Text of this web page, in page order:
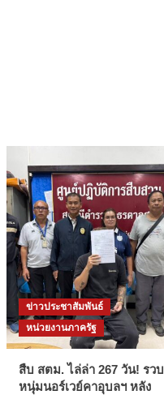
ข่าวประชาสัมพันธ์
หน่วยงานภาครัฐ
สืบ สตม. ไล่ล่า 267 วัน! รวบ
หนุ่มนอร์เวย์คาอุบลฯ หลัง